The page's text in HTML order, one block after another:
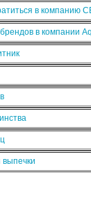
в компанию
в компании